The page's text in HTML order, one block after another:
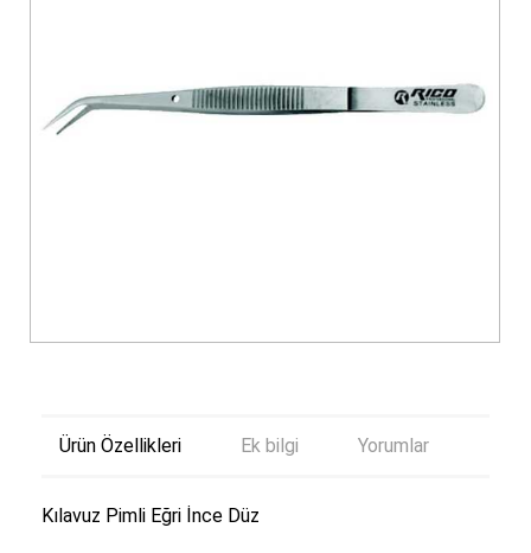
Ürün Özellikleri Ek bilgi Yorumlar
Kılavuz Pimli Eğri İnce Düz